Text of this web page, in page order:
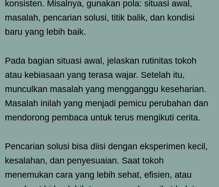
konsisten. Misalnya, gunakan pola: situasi awal,
masalah, pencarian solusi, titik balik, dan kondisi
baru yang lebih baik.
Pada bagian situasi awal, jelaskan rutinitas tokoh
atau kebiasaan yang terasa wajar. Setelah itu,
munculkan masalah yang mengganggu keseharian.
Masalah inilah yang menjadi pemicu perubahan dan
mendorong pembaca untuk terus mengikuti cerita.
Pencarian solusi bisa diisi dengan eksperimen kecil,
kesalahan, dan penyesuaian. Saat tokoh
menemukan cara yang lebih sehat, efisien, atau